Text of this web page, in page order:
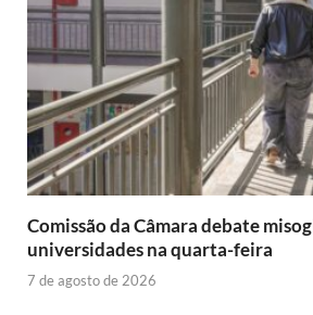
Comissão da Câmara debate
universidades na quarta-feira
7 de agosto de 2026